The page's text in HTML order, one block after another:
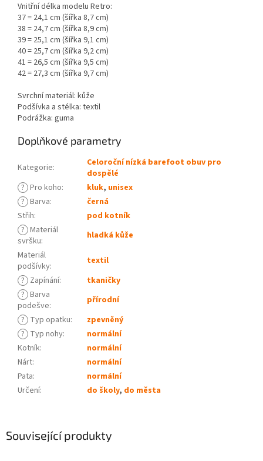
Související produkty
Vnitřní délka modelu Retro:
37 = 24,1 cm (šířka 8,7 cm)
38 = 24,7 cm (šířka 8,9 cm)
39 = 25,1 cm (šířka 9,1 cm)
40 = 25,7 cm (šířka 9,2 cm)
41 = 26,5 cm (šířka 9,5 cm)
42 = 27,3 cm (šířka 9,7 cm)
Svrchní materiál: kůže
Podšívka a stélka: textil
Podrážka: guma
Doplňkové parametry
Kategorie:
Celoroční nízká barefoot obuv pro
dospělé
? Pro koho: kluk, unisex
? Barva:
černá
Střih:
pod kotník
? Materiál
svršku:
hladká kůže
Materiál
podšívky:
textil
? Zapínání:
tkaničky
? Barva
podešve:
přírodní
? Typ opatku:
zpevněný
? Typ nohy:
normální
Kotník:
normální
Nárt:
normální
Pata:
normální
Určení: do školy, do města